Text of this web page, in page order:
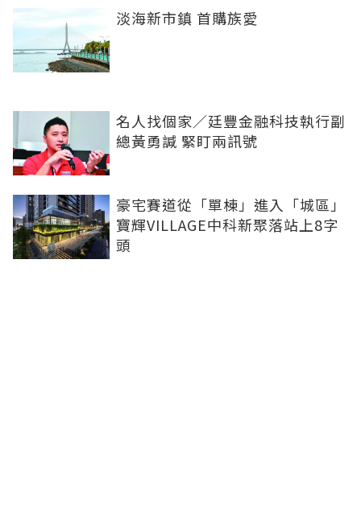
淡海新市鎮 首購族愛
名人找個家／廷豐金融科技執行副
總黃勇諴 緊盯兩訊號
豪宅賽道從「單棟」進入「城區」
寶輝VILLAGE中科新聚落站上8字
頭